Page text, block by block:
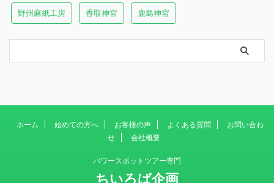
野州麻紙工房 香取神宮 鹿島神宮
ホーム 始めての方へ お客様の声 よくある質問
お問い合わ
せ
会社概要
パワースポットツアー専門
ちいろば企画